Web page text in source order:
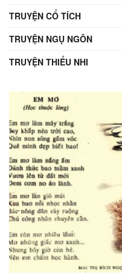
TRUYỆN CỔ TÍCH
TRUYỆN NGỤ NGÔN
TRUYỆN THIẾU NHI